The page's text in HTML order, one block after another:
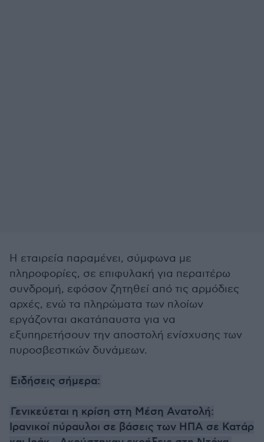
Η εταιρεία παραμένει, σύμφωνα με
πληροφορίες, σε επιφυλακή για περαιτέρω
συνδρομή, εφόσον ζητηθεί από τις αρμόδιες
αρχές, ενώ τα πληρώματα των πλοίων
εργάζονται ακατάπαυστα για να
εξυπηρετήσουν την αποστολή ενίσχυσης των
πυροσβεστικών δυνάμεων.
Ειδήσεις σήμερα:
Γενικεύεται η κρίση στη Μέση Ανατολή:
Ιρανικοί πύραυλοι σε βάσεις των ΗΠΑ σε Κατάρ